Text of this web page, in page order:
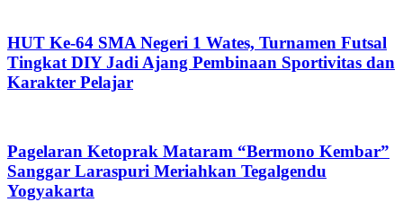
HUT Ke-64 SMA Negeri 1 Wates, Turnamen Futsal
Tingkat DIY Jadi Ajang Pembinaan Sportivitas dan
Karakter Pelajar
Pagelaran Ketoprak Mataram “Bermono Kembar”
Sanggar Laraspuri Meriahkan Tegalgendu
Yogyakarta